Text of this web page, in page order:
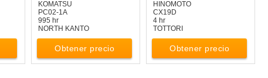
KOMATSU
PC02-1A
995 hr
NORTH KANTO
Obtener precio
HINOMOTO
CX19D
4 hr
TOTTORI
Obtener precio